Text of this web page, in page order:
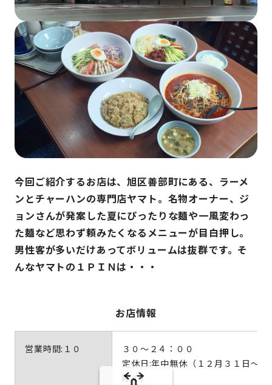
今回ご紹介するお店は、旭区善部町にある、ラーメ
ンとチャーハンの専門店ヤマト。名物オーナー、ジ
ョンさんが発案した夏にぴったりな麺や一風変わっ
た麺など思わず頼みたくなるメニューが目白押し。
男性客が多いだけあってボリュームは抜群です。そ
んなヤマトの１ＰＩＮは・・・
お店情報
営業時間:１０
３０～２４：００
定休日:年中無休（１２月３１日～１
除く）